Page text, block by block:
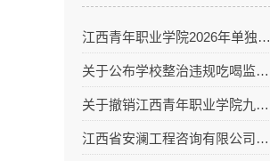
江西青年职业学院2026年单独…
关于公布学校整治违规吃喝监…
关于撤销江西青年职业学院九…
江西省安澜工程咨询有限公司…